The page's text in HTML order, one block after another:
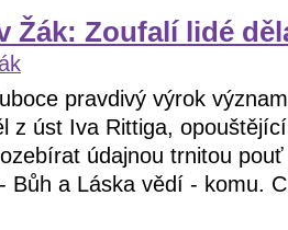
Žák: Zoufalí lidé
pravdivý výrok
z úst Iva Rittiga,
údajnou trnitou
Bůh a Láska vědí - komu.